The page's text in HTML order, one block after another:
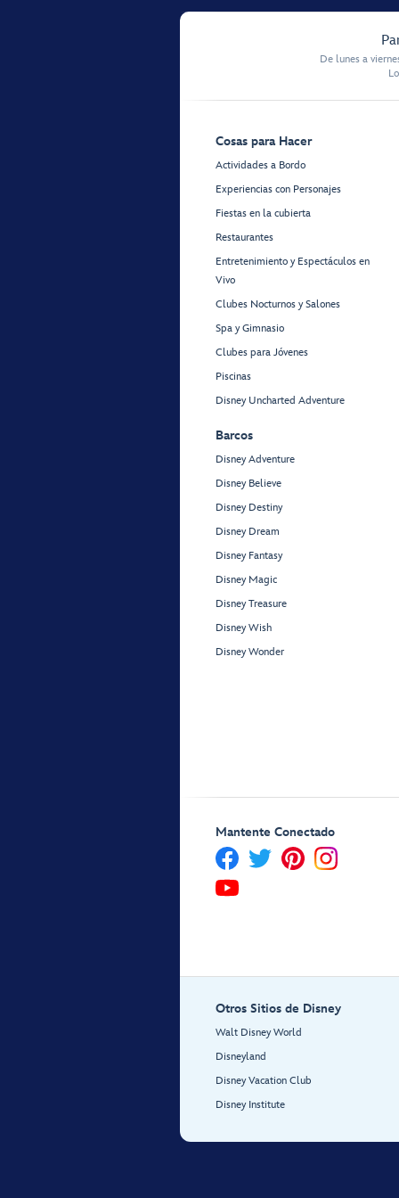
De lunes a
Cosas para Hacer
Actividades a Bordo
Experiencias con Personajes
Fiestas en la cubierta
Restaurantes
Entretenimiento y Espectáculos en
Vivo
Clubes Nocturnos y Salones
Spa y Gimnasio
Clubes para Jóvenes
Piscinas
Disney Uncharted Adventure
Barcos
Disney Adventure
Disney Believe
Disney Destiny
Disney Dream
Disney Fantasy
Disney Magic
Disney Treasure
Disney Wish
Disney Wonder
Mantente Conectado
Otros Sitios de Disney
Walt Disney World
Disneyland
Disney Vacation Club
Disney Institute